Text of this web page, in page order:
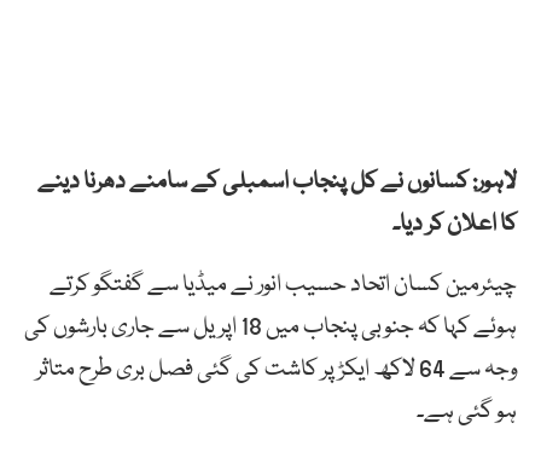
لاہور: کسانوں نے کل پنجاب اسمبلی کے سامنے دھرنا دینے
کا اعلان کر دیا۔
چیئرمین کسان اتحاد حسیب انور نے میڈیا سے گفتگو کرتے
ہوئے کہا کہ جنوبی پنجاب میں 18 اپریل سے جاری بارشوں کی
وجہ سے 64 لاکھ ایکڑ پر کاشت کی گئی فصل بری طرح متاثر
ہو گئی ہے۔